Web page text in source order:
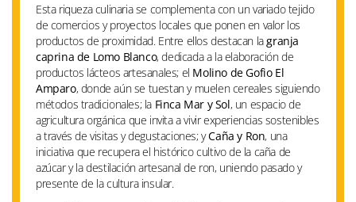
Esta riqueza culinaria se complementa con un variado tejido
de comercios y proyectos locales que ponen en valor los
productos de proximidad. Entre ellos destacan lagranja
caprina de Lomo Blanco, dedicada a la elaboración de
productos lácteos artesanales; el Molino de Gofio El
Amparo, donde aún se tuestan y muelen cereales siguiendo
métodos tradicionales; la Finca Mar y Sol, un espacio de
agricultura orgánica que invita a vivir experiencias sostenibles
a través de visitas y degustaciones; yCaña y Ron, una
iniciativa que recupera el histórico cultivo de la caña de
azúcar y la destilación artesanal de ron, uniendo pasado y
presente de la cultura insular.